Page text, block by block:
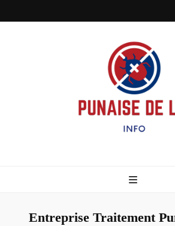
– Info
Entreprise Traitement